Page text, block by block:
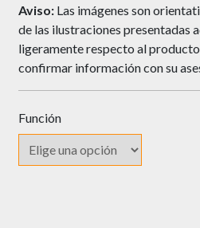
Aviso:Las imágenes son
de las ilustraciones presentadas
ligeramente respecto al
confirmar información con su
Función